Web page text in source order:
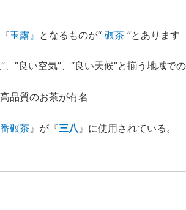
玉露』 となるものが“ 碾茶 ”とあります
、“良い空気”、“良い天候”と揃う地域で
品質のお茶が有名
碾茶 』が『三八 』に使用されている。